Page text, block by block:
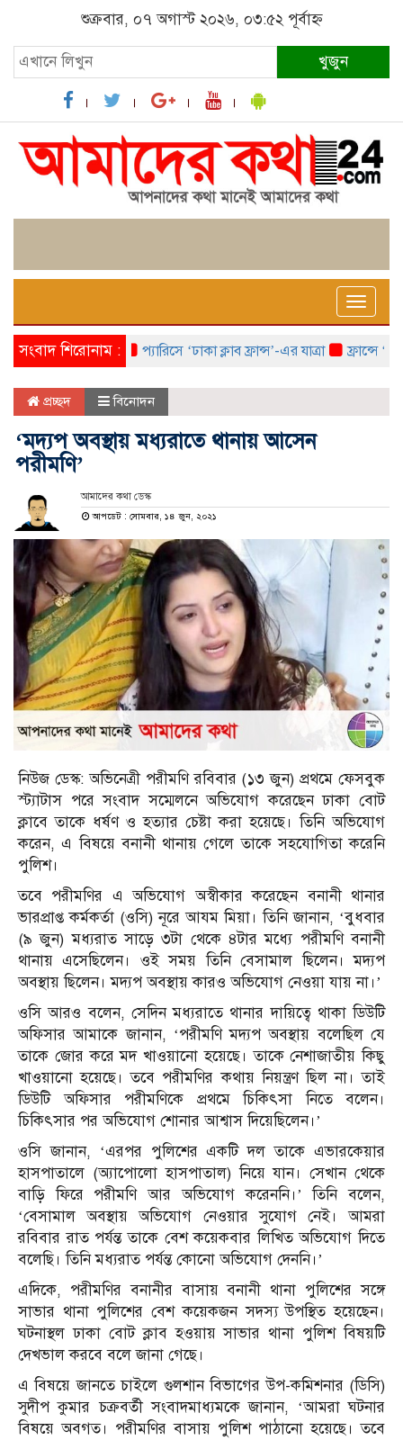
শুক্রবার, ০৭ অগাস্ট ২০২৬, ০৩:৫২ পূর্বাহ্ন
খুজুন
Toggle
সংবাদ শিরোনাম :প্যারিসে ‘ঢাকা ক্লাব ফ্রান্স’-এর যাত্রা ফ্রান্সে
প্রচ্ছদ বিনোদন
‘মদ্যপ অবস্থায় মধ্যরাতে থানায় আসেন
পরীমণি’
আমাদের কথা ডেস্ক
আপডেট : সোমবার, ১৪ জুন, ২০২১
নিউজ ডেস্ক: অভিনেত্রী পরীমণি রবিবার (১৩ জুন) প্রথমে ফেসবুক
স্ট্যাটাস পরে সংবাদ সম্মেলনে অভিযোগ করেছেন ঢাকা বোট
ক্লাবে তাকে ধর্ষণ ও হত্যার চেষ্টা করা হয়েছে। তিনি অভিযোগ
করেন, এ বিষয়ে বনানী থানায় গেলে তাকে সহযোগিতা করেনি
পুলিশ।
তবে পরীমণির এ অভিযোগ অস্বীকার করেছেন বনানী থানার
ভারপ্রাপ্ত কর্মকর্তা (ওসি) নূরে আযম মিয়া। তিনি জানান, ‘বুধবার
(৯ জুন) মধ্যরাত সাড়ে ৩টা থেকে ৪টার মধ্যে পরীমণি বনানী
থানায় এসেছিলেন। ওই সময় তিনি বেসামাল ছিলেন। মদ্যপ
অবস্থায় ছিলেন। মদ্যপ অবস্থায় কারও অভিযোগ নেওয়া যায় না।’
ওসি আরও বলেন, সেদিন মধ্যরাতে থানার দায়িত্বে থাকা ডিউটি
অফিসার আমাকে জানান, ‘পরীমণি মদ্যপ অবস্থায় বলেছিল যে
তাকে জোর করে মদ খাওয়ানো হয়েছে। তাকে নেশাজাতীয় কিছু
খাওয়ানো হয়েছে। তবে পরীমণির কথায় নিয়ন্ত্রণ ছিল না। তাই
ডিউটি অফিসার পরীমণিকে প্রথমে চিকিৎসা নিতে বলেন।
চিকিৎসার পর অভিযোগ শোনার আশ্বাস দিয়েছিলেন।’
ওসি জানান, ‘এরপর পুলিশের একটি দল তাকে এভারকেয়ার
হাসপাতালে (অ্যাপোলো হাসপাতাল) নিয়ে যান। সেখান থেকে
বাড়ি ফিরে পরীমণি আর অভিযোগ করেননি।’ তিনি বলেন,
‘বেসামাল অবস্থায় অভিযোগ নেওয়ার সুযোগ নেই। আমরা
রবিবার রাত পর্যন্ত তাকে বেশ কয়েকবার লিখিত অভিযোগ দিতে
বলেছি। তিনি মধ্যরাত পর্যন্ত কোনো অভিযোগ দেননি।’
এদিকে, পরীমণির বনানীর বাসায় বনানী থানা পুলিশের সঙ্গে
সাভার থানা পুলিশের বেশ কয়েকজন সদস্য উপস্থিত হয়েছেন।
ঘটনাস্থল ঢাকা বোট ক্লাব হওয়ায় সাভার থানা পুলিশ বিষয়টি
দেখভাল করবে বলে জানা গেছে।
এ বিষয়ে জানতে চাইলে গুলশান বিভাগের উপ-কমিশনার (ডিসি)
সুদীপ কুমার চক্রবর্তী সংবাদমাধ্যমকে জানান, ‘আমরা ঘটনার
বিষয়ে অবগত। পরীমণির বাসায় পুলিশ পাঠানো হয়েছে। তবে